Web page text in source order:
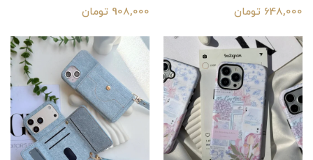
648,000 تومان
908,000 تومان